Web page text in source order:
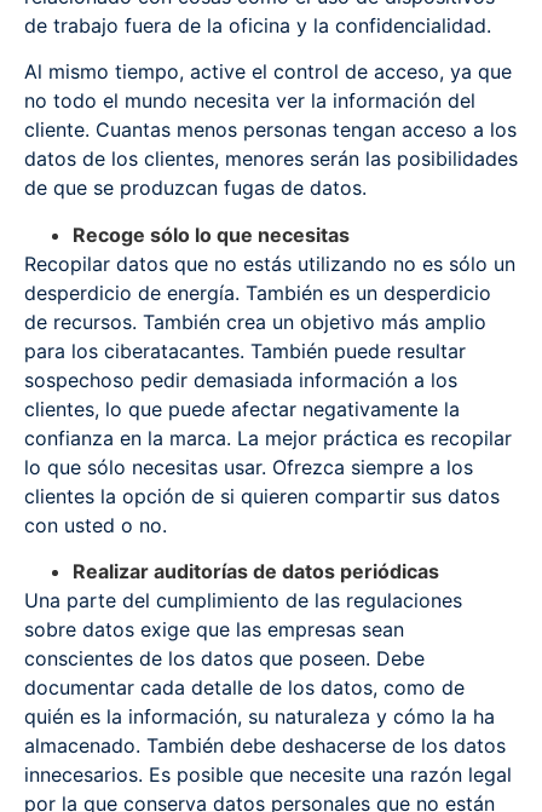
de trabajo fuera de la oficina y la confidencialidad.
Al mismo tiempo, active el control de acceso, ya que
no todo el mundo necesita ver la información del
cliente. Cuantas menos personas tengan acceso a los
datos de los clientes, menores serán las posibilidades
de que se produzcan fugas de datos.
Recoge sólo lo que necesitas
Recopilar datos que no estás utilizando no es sólo un
desperdicio de energía. También es un desperdicio
de recursos. También crea un objetivo más amplio
para los ciberatacantes. También puede resultar
sospechoso pedir demasiada información a los
clientes, lo que puede afectar negativamente la
confianza en la marca. La mejor práctica es recopilar
lo que sólo necesitas usar. Ofrezca siempre a los
clientes la opción de si quieren compartir sus datos
con usted o no.
Realizar auditorías de datos periódicas
Una parte del cumplimiento de las regulaciones
sobre datos exige que las empresas sean
conscientes de los datos que poseen. Debe
documentar cada detalle de los datos, como de
quién es la información, su naturaleza y cómo la ha
almacenado. También debe deshacerse de los datos
innecesarios. Es posible que necesite una razón legal
por la que conserva datos personales que no están